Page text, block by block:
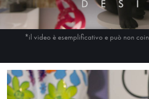
*il video è esemplificativo e può non